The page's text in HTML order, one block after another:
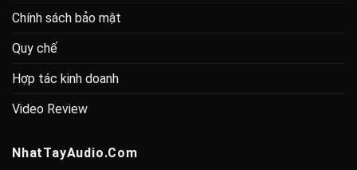
Chính sách bảo mật
Quy chế
Hợp tác kinh doanh
Video Review
NhatTayAudio.Com